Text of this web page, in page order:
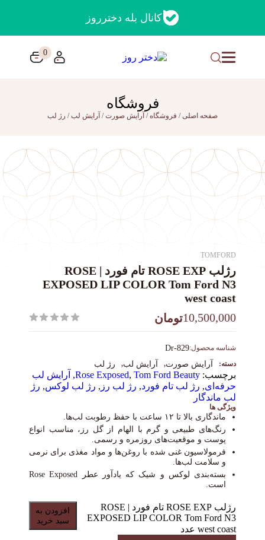
کانال بله دخترروز
0
فروشگاه
صفحه اصلی/ فروشگاه/ آرایش صورت/ آرایش لب/ رژ لب
TOMFORD
رژلب ROSE EXP تام فورد | ROSE
EXPOSED LIP COLOR Tom Ford N3
west coast
تومان10,500,000
شناسه محصول:Dr-829
دسته: آرایش صورت, آرایش لب, رژ لب
برچسب: Rose Exposed, Tom Ford Beauty
, آرایش لب
حرفه‌ای, رژ لب تام فورد, رژ لب رز , رژ لب لوکس, رژ
لب ماندگار
ویژگی ها
ماندگاری بالا تا ۱۲ ساعت با حفظ رطوبت لب‌ها.
رنگ‌های طبیعی و گرم با الهام از گل رز، مناسب انواع
پوست و موقعیت‌های روزمره و رسمی.
فرمولاسیون غنی شده با روغن‌ها و مواد مغذی برای نرمی
و سلامت لب‌ها.
بسته‌بندی لوکس و شیک که یادآور عطر Rose Exposed
است.
رژلب ROSE EXP تام فورد | ROSE
EXPOSED LIP COLOR Tom Ford N3
west coast عدد
افزودن به
سبد خرید